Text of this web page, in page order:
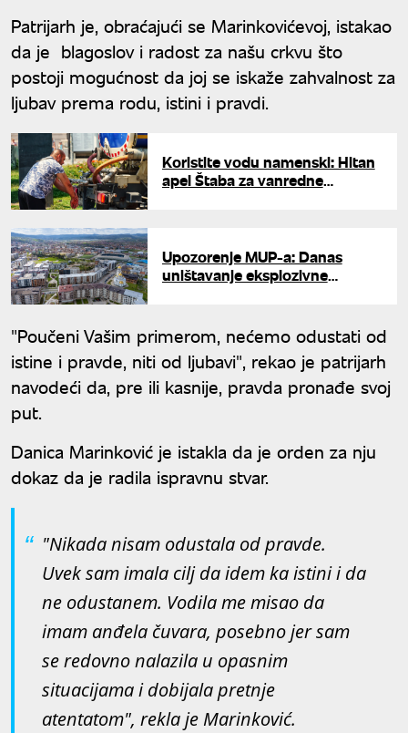
Patrijarh je, obraćajući se Marinkovićevoj, istakao
da je blagoslov i radost za našu crkvu što
postoji mogućnost da joj se iskaže zahvalnost za
ljubav prema rodu, istini i pravdi.
Koristite vodu namenski: Hitan
apel Štaba za vanredne
Upozorenje MUP-a: Danas
uništavanje eksplozivne
"Poučeni Vašim primerom, nećemo odustati od
istine i pravde, niti od ljubavi", rekao je patrijarh
navodeći da, pre ili kasnije, pravda pronađe svoj
put.
Danica Marinković je istakla da je orden za nju
dokaz da je radila ispravnu stvar.
"Nikada nisam odustala od pravde.
Uvek sam imala cilj da idem ka istini i da
ne odustanem. Vodila me misao da
imam anđela čuvara, posebno jer sam
se redovno nalazila u opasnim
situacijama i dobijala pretnje
atentatom", rekla je Marinković.